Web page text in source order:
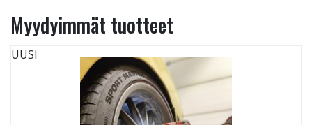
Myydyimmät tuotteet
UUSI